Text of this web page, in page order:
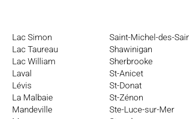
Lac Simon
Lac Taureau
Lac William
Laval
Lévis
La Malbaie
Mandeville
Saint-Michel-des-
Shawinigan
Sherbrooke
St-Anicet
St-Donat
St-Zénon
Ste-Luce-sur-Mer